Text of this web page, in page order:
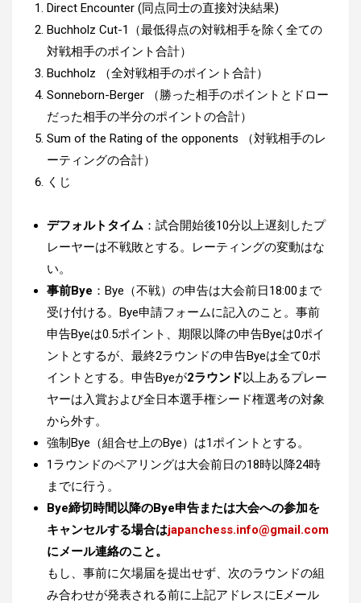
Direct Encounter (同点同士の直接対決結果)
Buchholz Cut-1
（最低得点の対戦相手を除く全ての
対戦相手のポイント合計）
Buchholz （全対戦相手のポイント合計）
Sonneborn-Berger
（勝った相手のポイントとドロー
だった相手の半分のポイントの合計）
Sum of the Rating of the opponents （対戦相手のレ
ーティングの合計）
くじ
デフォルトタイム ：試合開始後10分以上遅刻したプ
レーヤーは不戦敗とする。レーティングの変動はな
い。
事前Bye ：Bye（不戦）の申告は大会前日18:00まで
受け付ける。Bye申請フォームに記入のこと。事前
申告Byeは0.5ポイント、期限以降の申告Byeは0ポイ
ントとするが、最終2ラウンドの申告Byeは全て0ポ
イントとする。申告Byeが2ラウンド以上あるプレー
ヤーは入賞および全日本選手権シード権選考の対象
から外す。
強制Bye（組合せ上のBye）は1ポイントとする。
1ラウンドのペアリングは大会前日の18時以降24時
までに行う。
Bye締切時間以降のBye申告または大会への参加を
キャンセルする場合はjapanchess.info@gmail.com
にメール連絡のこと。
もし、事前に欠場届を提出せず、次のラウンドの組
み合わせが発表される前に上記アドレスにEメール